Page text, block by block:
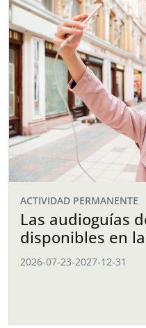
ACTIVIDAD PERMANENTE
Las audioguías
disponibles en
2026-07-23-2027-12-31